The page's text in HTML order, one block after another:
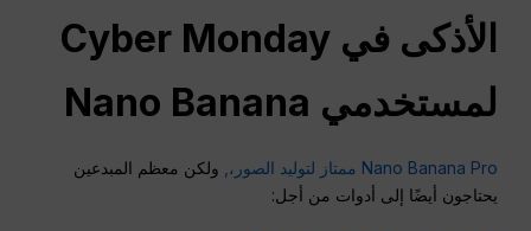
الأذكى في Cyber Monday
لمستخدمي Nano Banana
Nano Banana Pro ممتاز لتوليد الصور،,
ولكن معظم المبدعين
يحتاجون أيضًا إلى أدوات من أجل: